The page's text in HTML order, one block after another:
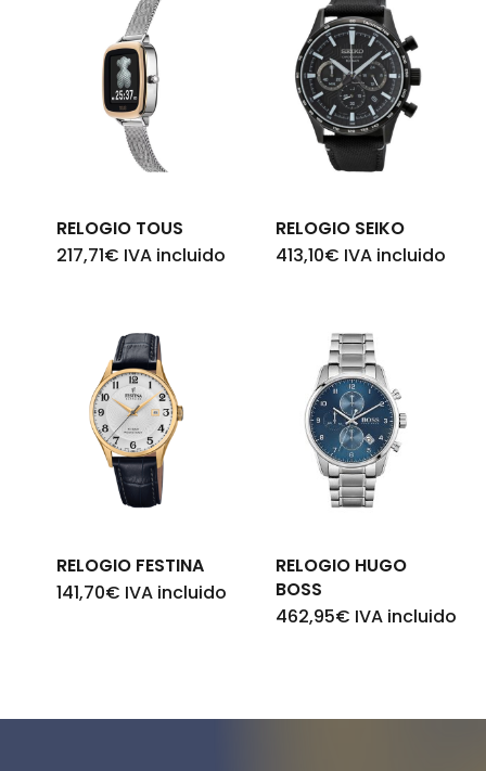
RELOGIO TOUS
217,71€ IVA incluido
RELOGIO SEIKO
413,10€ IVA incluido
RELOGIO FESTINA
141,70€ IVA incluido
RELOGIO HUGO
BOSS
462,95€ IVA incluido